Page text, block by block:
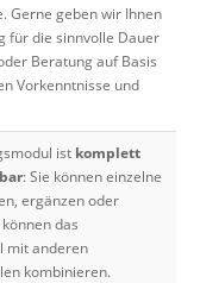
Gerne geben wir Ihnen
für die sinnvolle Dauer
Beratung auf Basis
Vorkenntnisse und
ist komplett
: Sie können einzelne
ergänzen oder
das
mit anderen
kombinieren.